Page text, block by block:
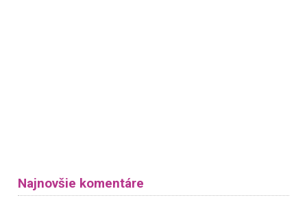
Najnovšie komentáre